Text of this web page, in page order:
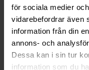
för sociala medier
vidarebefordrar även
information från din
annons- och
Dessa kan i sin tur
information som du
KÖP